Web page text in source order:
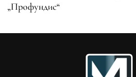
„Профундис“